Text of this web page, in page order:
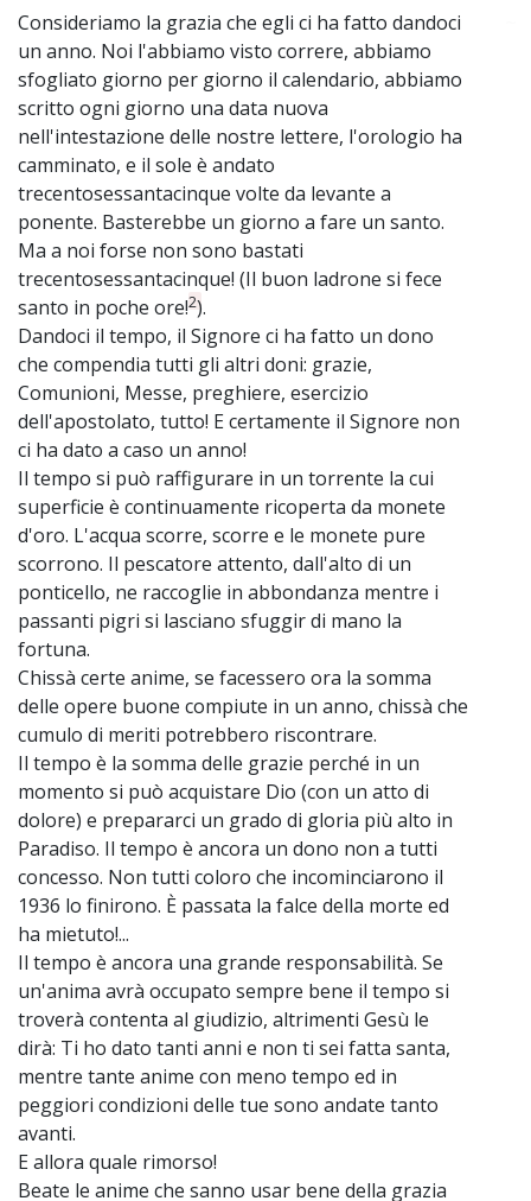
Consideriamo la grazia che egli ci ha fatto dandoci
un anno. Noi l'abbiamo visto correre, abbiamo
sfogliato giorno per giorno il calendario, abbiamo
scritto ogni giorno una data nuova
nell'intestazione delle nostre lettere, l'orologio ha
camminato, e il sole è andato
trecentosessantacinque volte da levante a
ponente. Basterebbe un giorno a fare un santo.
Ma a noi forse non sono bastati
trecentosessantacinque! (Il buon ladrone si fece
santo in poche ore!2).
Dandoci il tempo, il Signore ci ha fatto un dono
che compendia tutti gli altri doni: grazie,
Comunioni, Messe, preghiere, esercizio
dell'apostolato, tutto! E certamente il Signore non
ci ha dato a caso un anno!
Il tempo si può raffigurare in un torrente la cui
superficie è continuamente ricoperta da monete
d'oro. L'acqua scorre, scorre e le monete pure
scorrono. Il pescatore attento, dall'alto di un
ponticello, ne raccoglie in abbondanza mentre i
passanti pigri si lasciano sfuggir di mano la
fortuna.
Chissà certe anime, se facessero ora la somma
delle opere buone compiute in un anno, chissà che
cumulo di meriti potrebbero riscontrare.
Il tempo è la somma delle grazie perché in un
momento si può acquistare Dio (con un atto di
dolore) e prepararci un grado di gloria più alto in
Paradiso. Il tempo è ancora un dono non a tutti
concesso. Non tutti coloro che incominciarono il
1936 lo finirono. È passata la falce della morte ed
ha mietuto!...
Il tempo è ancora una grande responsabilità. Se
un'anima avrà occupato sempre bene il tempo si
troverà contenta al giudizio, altrimenti Gesù le
dirà: Ti ho dato tanti anni e non ti sei fatta santa,
mentre tante anime con meno tempo ed in
peggiori condizioni delle tue sono andate tanto
avanti.
E allora quale rimorso!
Beate le anime che sanno usar bene della grazia